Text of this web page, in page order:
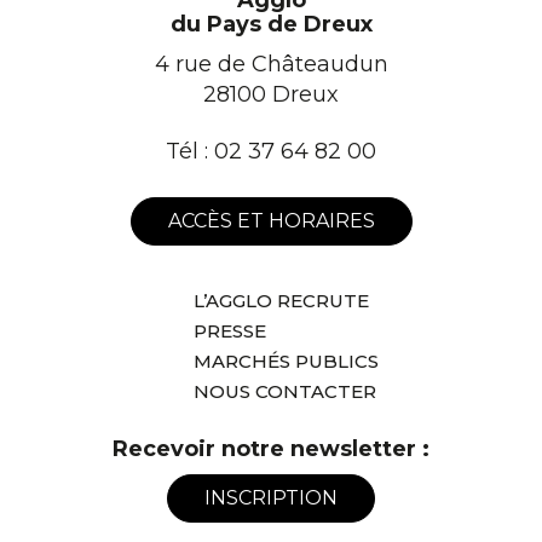
du Pays de Dreux
4 rue de Châteaudun
28100 Dreux
Tél : 02 37 64 82 00
ACCÈS ET HORAIRES
L’AGGLO RECRUTE
PRESSE
MARCHÉS PUBLICS
NOUS CONTACTER
Recevoir notre newsletter :
INSCRIPTION